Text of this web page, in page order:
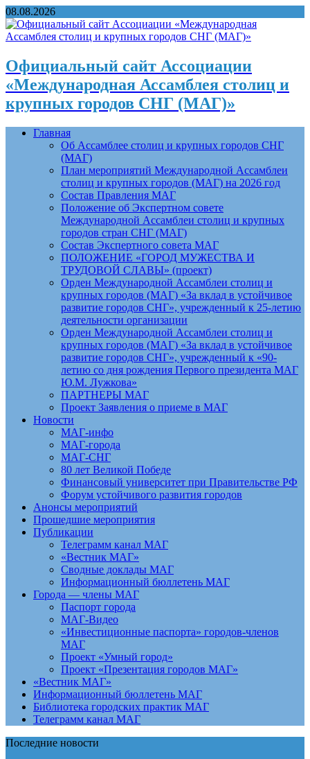
08.08.2026
Официальный сайт Ассоциации
«Международная Ассамблея столиц и
крупных городов СНГ (МАГ)»
Главная
Об Ассамблее столиц и крупных городов СНГ
(МАГ)
План мероприятий Международной Ассамблеи
столиц и крупных городов (МАГ) на 2026 год
Состав Правления МАГ
Положение об Экспертном совете
Международной Ассамблеи столиц и крупных
городов стран СНГ (МАГ)
Состав Экспертного совета МАГ
ПОЛОЖЕНИЕ «ГОРОД МУЖЕСТВА И
ТРУДОВОЙ СЛАВЫ» (проект)
Орден Международной Ассамблеи столиц и
крупных городов (МАГ) «За вклад в устойчивое
развитие городов СНГ», учрежденный к 25-летию
деятельности организации
Орден Международной Ассамблеи столиц и
крупных городов (МАГ) «За вклад в устойчивое
развитие городов СНГ», учрежденный к «90-
летию со дня рождения Первого президента МАГ
Ю.М. Лужкова»
ПАРТНЕРЫ МАГ
Проект Заявления о приеме в МАГ
Новости
МАГ-инфо
МАГ-города
МАГ-СНГ
80 лет Великой Победе
Финансовый университет при Правительстве РФ
Форум устойчивого развития городов
Анонсы мероприятий
Прошедшие мероприятия
Публикации
Телеграмм канал МАГ
«Вестник МАГ»
Сводные доклады МАГ
Информационный бюллетень МАГ
Города — члены МАГ
Паспорт города
МАГ-Видео
«Инвестиционные паспорта» городов-членов
МАГ
Проект «Умный город»
Проект «Презентация городов МАГ»
«Вестник МАГ»
Информационный бюллетень МАГ
Библиотека городских практик МАГ
Телеграмм канал МАГ
Последние новости